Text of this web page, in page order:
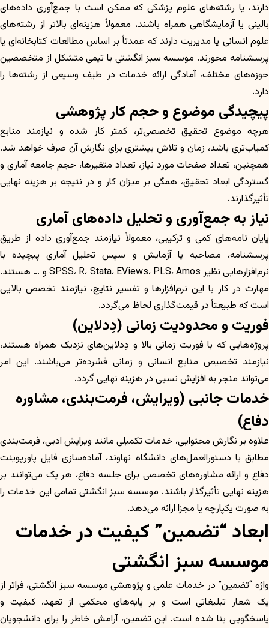
دارند، یا رشته‌های علوم پزشکی که ممکن است با جمع‌آوری داده‌های
بالینی یا آزمایشگاهی همراه باشند، معمولاً هزینه‌ای بالاتر از رشته‌های
علوم انسانی یا مدیریت دارند که عمدتاً بر اساس مطالعات کتابخانه‌ای یا
پرسشنامه محورند. موسسه سبز انگشتی با تیمی متشکل از متخصصین
حوزه‌های مختلف، آمادگی ارائه خدمات در طیف وسیعی از رشته‌ها را
دارد.
پیچیدگی موضوع و حجم کار پژوهشی
هرچه موضوع تحقیق تخصصی‌تر، کمتر کار شده و نیازمند منابع
کمیاب‌تری باشد، زمان و تلاش بیشتری برای نگارش آن صرف خواهد شد.
همچنین، تعداد صفحات مورد نیاز، تعداد متغیرها، حجم جامعه آماری و
گستردگی ابعاد تحقیق، همگی بر میزان کار و در نتیجه بر هزینه نهایی
تأثیرگذارند.
نیاز به جمع‌آوری و تحلیل داده‌های آماری
پایان نامه‌های کمی و ترکیبی، معمولاً نیازمند جمع‌آوری داده از طریق
پرسشنامه، مصاحبه یا آزمایش و سپس تحلیل آماری پیچیده با
نرم‌افزارهایی نظیر SPSS، R، Stata، EViews، PLS، Amos و … هستند.
مهارت در کار با این نرم‌افزارها و تفسیر نتایج، نیازمند تخصص بالایی
است که طبیعتاً در قیمت‌گذاری لحاظ می‌گردد.
فوریت و محدودیت زمانی (دِدلاین)
پروژه‌هایی که با فوریت زمانی بالا و دِدلاین‌های نزدیک همراه هستند،
نیازمند تخصیص منابع انسانی و زمانی فشرده‌تر می‌باشند. این امر
می‌تواند منجر به افزایش نسبی در هزینه نهایی گردد.
خدمات جانبی (ویرایش، فرمت‌بندی، مشاوره
دفاع)
علاوه بر نگارش محتوایی، خدمات تکمیلی مانند ویرایش ادبی، فرمت‌بندی
مطابق با دستورالعمل‌های دانشگاه نهاوند، آماده‌سازی فایل پاورپوینت
دفاع و ارائه مشاوره‌های تخصصی برای جلسه دفاع، هر یک می‌توانند بر
هزینه نهایی تأثیرگذار باشند. موسسه سبز انگشتی تمامی این خدمات را
به صورت یکپارچه یا مجزا ارائه می‌دهد.
ابعاد “تضمین” کیفیت در خدمات
موسسه سبز انگشتی
واژه “تضمین” در خدمات علمی و پژوهشی موسسه سبز انگشتی، فراتر از
یک شعار تبلیغاتی است و بر پایه‌های محکمی از تعهد، کیفیت و
پاسخگویی بنا شده است. این تضمین، آرامش خاطر را برای دانشجویان